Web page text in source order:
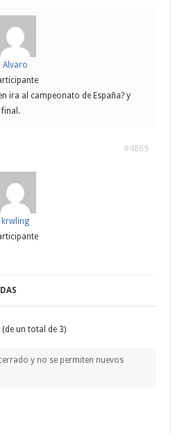
Alvaro
ira al campeonato de España? y
final.
#4869
krwling
un total de 3)
cerrado y no se permiten nuevos